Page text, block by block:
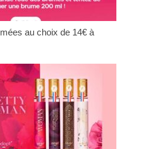
au choix de 14€ à